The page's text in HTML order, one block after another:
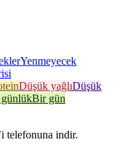
Yenmeyecek
Düşük yağlıDüşük
günlükBir gün
telefonuna indir.